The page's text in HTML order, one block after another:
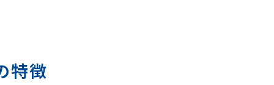
特徴